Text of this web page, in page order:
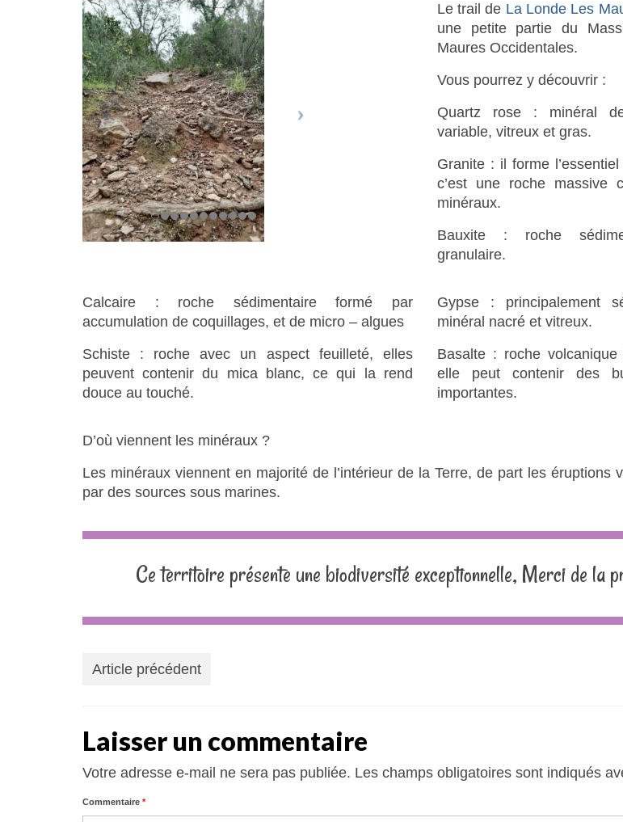
Le trail de La Londe Les
une petite partie du
Maures Occidentales.
Vous pourrez y découvrir :
Quartz rose : minéral
variable, vitreux et gras.
Granite : il forme
c’est une roche massive
minéraux.
Bauxite : roche
granulaire.
Calcaire : roche sédimentaire formé par
accumulation de coquillages, et de micro – algues
Schiste : roche avec un aspect feuilleté, elles
peuvent contenir du mica blanc, ce qui la rend
douce au touché.
Gypse : principalement
minéral nacré et vitreux.
Basalte : roche
elle peut contenir des
importantes.
D’où viennent les minéraux ?
Les minéraux viennent en majorité de l’intérieur de la Terre, de part les éruptions
par des sources sous marines.
Ce territoire présente une biodiversité exceptionnelle, Merci de la
Article précédent
Laisser un commentaire
Votre adresse e-mail ne sera pas publiée. Les champs obligatoires sont indiqués
Commentaire *